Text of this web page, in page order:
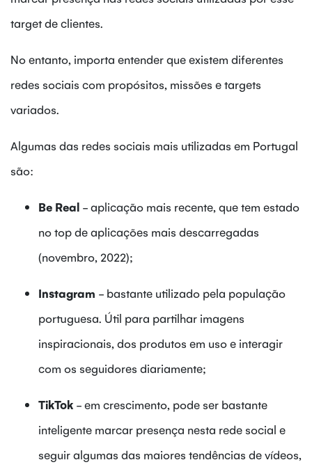
target de clientes.
No entanto, importa entender que existem diferentes
redes sociais com propósitos, missões e targets
variados.
Algumas das redes sociais mais utilizadas em Portugal
são:
Be Real - aplicação mais recente, que tem estado
no top de aplicações mais descarregadas
(novembro, 2022);
Instagram - bastante utilizado pela população
portuguesa. Útil para partilhar imagens
inspiracionais, dos produtos em uso e interagir
com os seguidores diariamente;
TikTok - em crescimento, pode ser bastante
inteligente marcar presença nesta rede social e
seguir algumas das maiores tendências de vídeos,